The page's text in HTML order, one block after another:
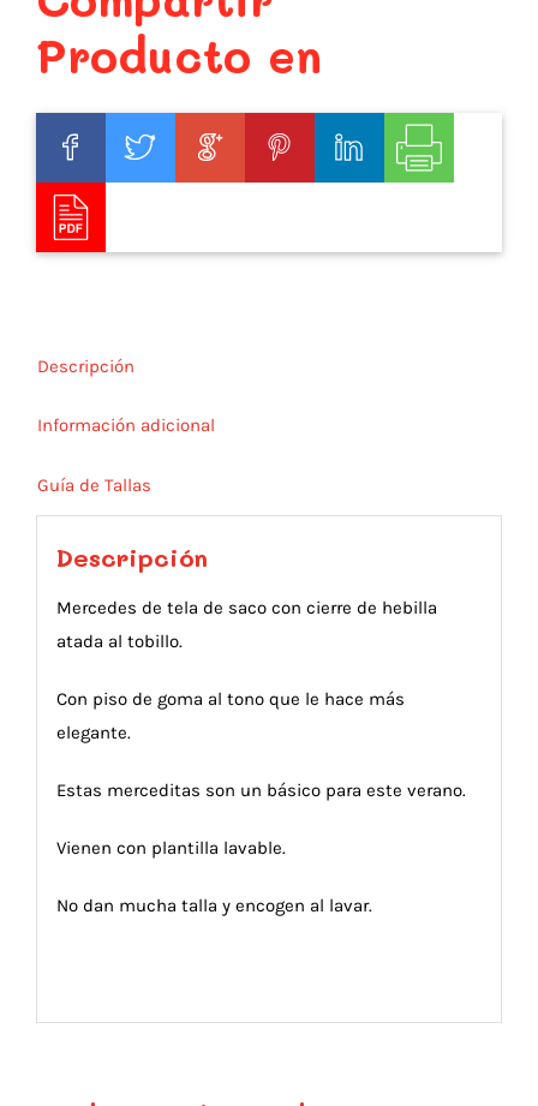
Producto en
Descripción
Información adicional
Guía de Tallas
Descripción
Mercedes de tela de saco con cierre de hebilla
atada al tobillo.
Con piso de goma al tono que le hace más
elegante.
Estas merceditas son un básico para este verano.
Vienen con plantilla lavable.
No dan mucha talla y encogen al lavar.